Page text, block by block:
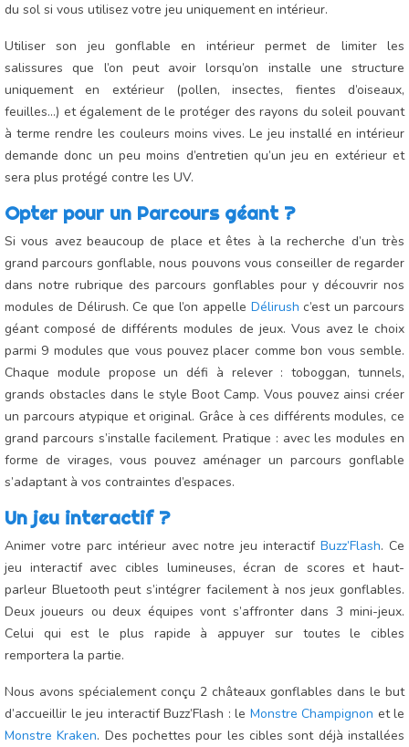
du sol si vous utilisez votre jeu uniquement en intérieur.
Utiliser son jeu gonflable en intérieur permet de limiter les
salissures que l’on peut avoir lorsqu’on installe une structure
uniquement en extérieur (pollen, insectes, fientes d’oiseaux,
feuilles…) et également de le protéger des rayons du soleil pouvant
à terme rendre les couleurs moins vives. Le jeu installé en intérieur
demande donc un peu moins d’entretien qu’un jeu en extérieur et
sera plus protégé contre les UV.
Opter pour un Parcours géant ?
Si vous avez beaucoup de place et êtes à la recherche d’un très
grand parcours gonflable, nous pouvons vous conseiller de regarder
dans notre rubrique des parcours gonflables pour y découvrir nos
modules de Délirush. Ce que l’on appelle Délirush c’est un parcours
géant composé de différents modules de jeux. Vous avez le choix
parmi 9 modules que vous pouvez placer comme bon vous semble.
Chaque module propose un défi à relever : toboggan, tunnels,
grands obstacles dans le style Boot Camp. Vous pouvez ainsi créer
un parcours atypique et original. Grâce à ces différents modules, ce
grand parcours s’installe facilement. Pratique : avec les modules en
forme de virages, vous pouvez aménager un parcours gonflable
s’adaptant à vos contraintes d’espaces.
Un jeu interactif ?
Animer votre parc intérieur avec notre jeu interactifBuzz’Flash. Ce
jeu interactif avec cibles lumineuses, écran de scores et haut-
parleur Bluetooth peut s’intégrer facilement à nos jeux gonflables.
Deux joueurs ou deux équipes vont s’affronter dans 3 mini-jeux.
Celui qui est le plus rapide à appuyer sur toutes le cibles
remportera la partie.
Nous avons spécialement conçu 2 châteaux gonflables dans le but
d’accueillir le jeu interactif Buzz’Flash : le Monstre Champignon et le
Monstre Kraken. Des pochettes pour les cibles sont déjà installées